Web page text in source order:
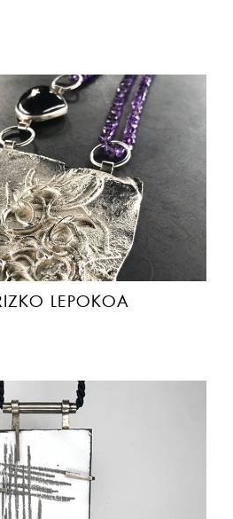
LEPOKOA